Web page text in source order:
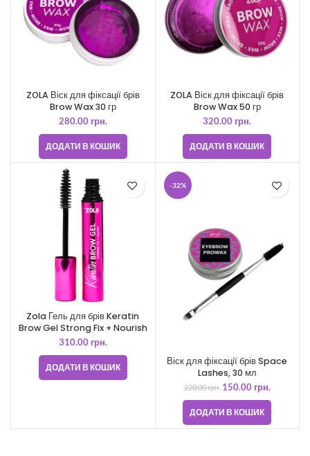
ZOLA Віск для фіксації брів
Brow Wax 30 гр
280.00 грн.
ДОДАТИ В КОШИК
ZOLA Віск для фіксації брів
Brow Wax 50 гр
320.00 грн.
ДОДАТИ В КОШИК
Zola Гель для брів Keratin
Brow Gel Strong Fix + Nourish
310.00 грн.
ДОДАТИ В КОШИК
-32%
Віск для фіксації брів Space
Lashes, 30 мл
220.00грн. 150.00 грн.
ДОДАТИ В КОШИК